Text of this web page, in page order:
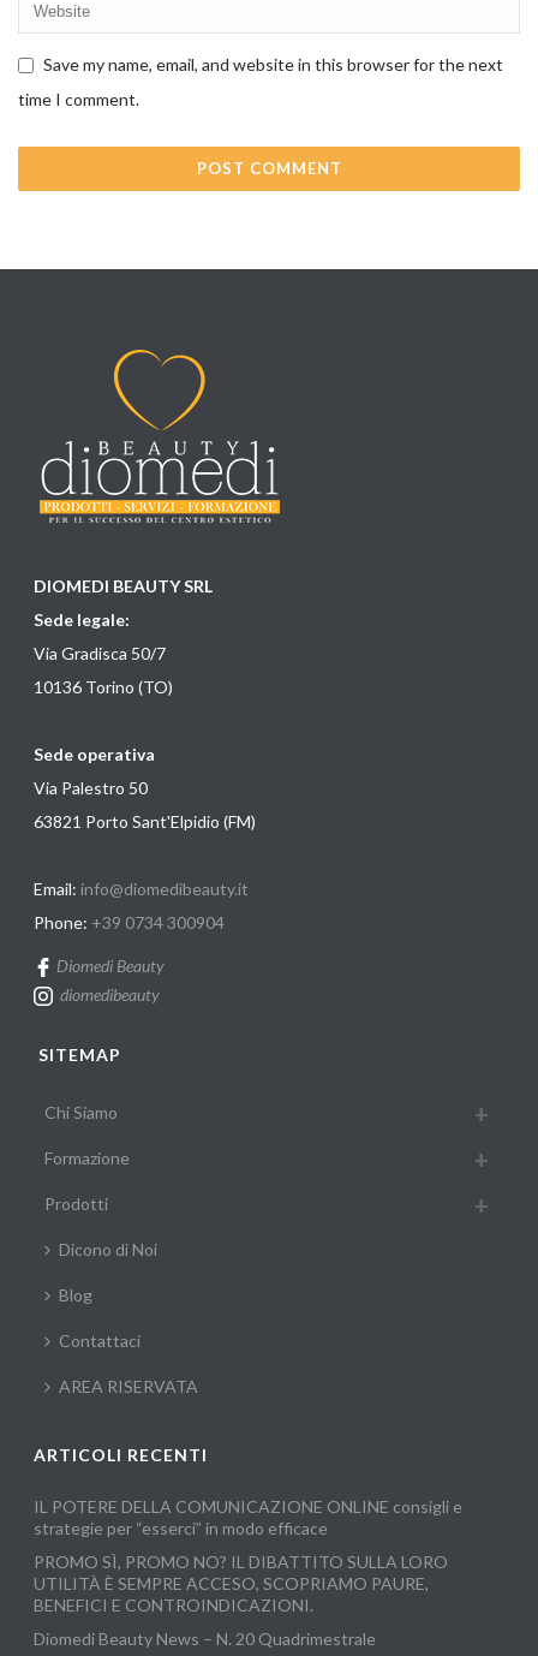
Save my name, email, and website in this browser for the next
time I comment.
DIOMEDI BEAUTY SRL
Sede legale:
Via Gradisca 50/7
10136 Torino (TO)
Sede operativa
Via Palestro 50
63821 Porto Sant'Elpidio (FM)
Email: info@diomedibeauty.it
Phone: +39 0734 300904
Diomedi Beauty
diomedibeauty
SITEMAP
Chi Siamo
Formazione
Prodotti
Dicono di Noi
Blog
Contattaci
AREA RISERVATA
ARTICOLI RECENTI
IL POTERE DELLA COMUNICAZIONE ONLINE consigli e
strategie per “esserci” in modo efficace
PROMO SÌ, PROMO NO? IL DIBATTITO SULLA LORO
UTILITÀ È SEMPRE ACCESO, SCOPRIAMO PAURE,
BENEFICI E CONTROINDICAZIONI.
Diomedi Beauty News – N. 20 Quadrimestrale